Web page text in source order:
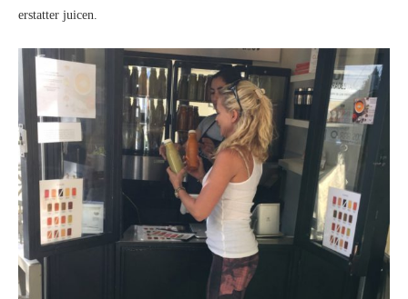
erstatter juicen.